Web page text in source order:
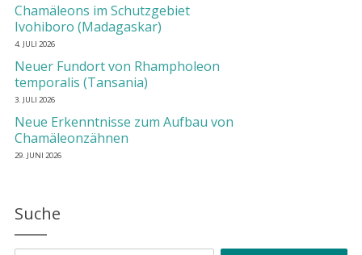
Chamäleons im Schutzgebiet
Ivohiboro (Madagaskar)
4. JULI 2026
Neuer Fundort von Rhampholeon
temporalis (Tansania)
3. JULI 2026
Neue Erkenntnisse zum Aufbau von
Chamäleonzähnen
29. JUNI 2026
Suche